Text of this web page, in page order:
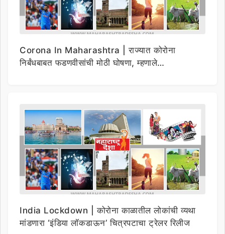
Corona In Maharashtra | राज्यात कोरोना
निर्बंधबाबत फडणवीसांची मोठी घोषणा, म्हणाले…
India Lockdown | कोरोना काळातील लोकांची व्यथा
मांडणारा ‘इंडिया लॉकडाऊन’ चित्रपटाचा ट्रेलर रिलीज